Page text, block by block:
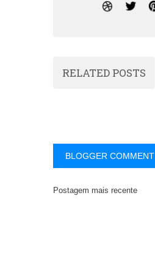
RELATED POSTS
BLOGGER COMMENT
Postagem mais recente